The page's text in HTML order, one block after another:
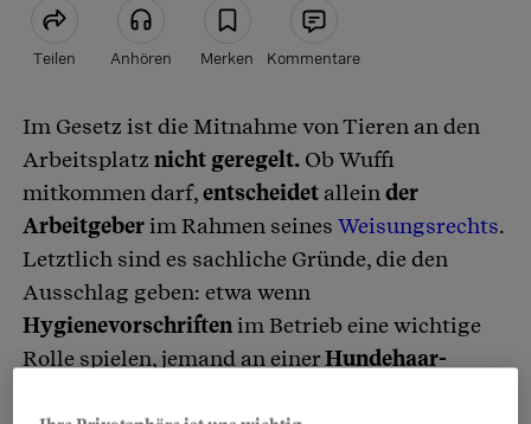
Teilen Anhören Merken Kommentare
Artikel teilen
Im Gesetz ist die Mitnahme von Tieren an den
Arbeitsplatz nicht geregelt. Ob Wuffi
mitkommen darf,entscheidet alleinder
Arbeitgeberim Rahmen seines Weisungsrechts.
Letztlich sind es sachliche Gründe, die den
Ausschlag geben: etwa wenn
Hygienevorschriftenim Betrieb eine wichtige
Rolle spielen, jemand an einerHundehaar-